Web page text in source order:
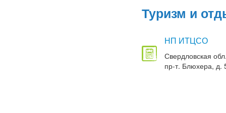
Туризм и
НП ИТЦСО
Свердловская
пр-т. Блюхера, д.